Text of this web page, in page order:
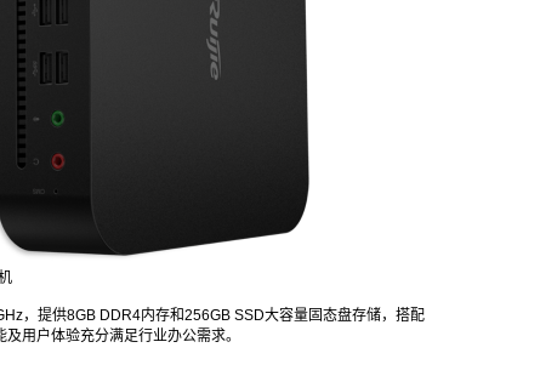
，提供8GB DDR4内存和256GB SSD大容量固态盘存储，搭配
用户体验充分满足行业办公需求。